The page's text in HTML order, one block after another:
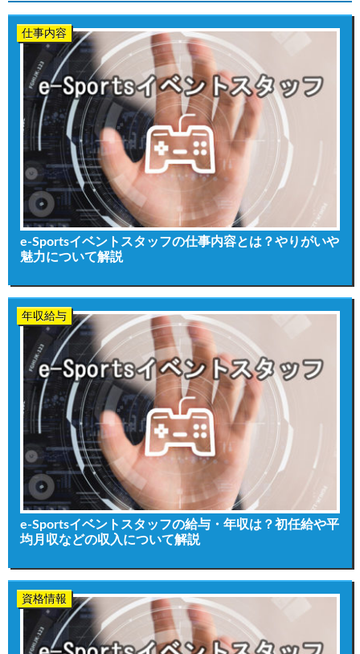
仕事内容
e-Sportsイベントスタッフの仕事内容とは？やりがいや
魅力について解説
年収給与
e-Sportsイベントスタッフの給与・年収は？初任給や平
均月収などの収入について解説
資格情報